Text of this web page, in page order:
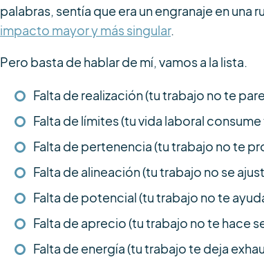
palabras, sentía que era un engranaje en una
impacto mayor y más singular.
Pero basta de hablar de mí, vamos a la lista.
Falta de realización (tu trabajo no te
Falta de límites (tu vida laboral
Falta de pertenencia (tu trabajo no te
Falta de alineación (tu trabajo no se
Falta de potencial (tu trabajo no te
Falta de aprecio (tu trabajo no te hace
Falta de energía (tu trabajo te deja